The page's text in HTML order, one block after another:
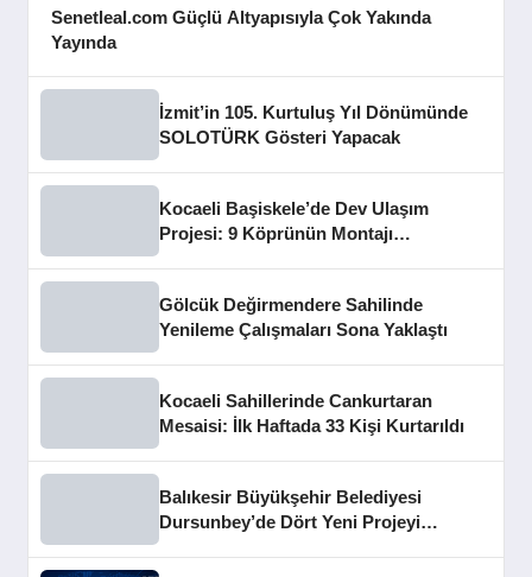
Senetleal.com Güçlü Altyapısıyla Çok Yakında
Yayında
İzmit’in 105. Kurtuluş Yıl Dönümünde
SOLOTÜRK Gösteri Yapacak
Kocaeli Başiskele’de Dev Ulaşım
Projesi: 9 Köprünün Montajı
Gölcük Değirmendere Sahilinde
Yenileme Çalışmaları Sona Yaklaştı
Kocaeli Sahillerinde Cankurtaran
Mesaisi: İlk Haftada 33 Kişi Kurtarıldı
Balıkesir Büyükşehir Belediyesi
Dursunbey’de Dört Yeni Projeyi